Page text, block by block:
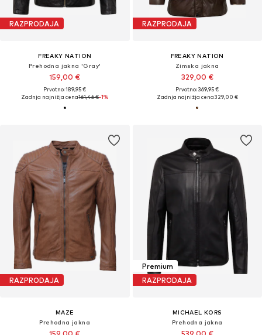
RAZPRODAJA
FREAKY NATION
Prehodna jakna 'Gray'
159,00 €
Prvotno: 189,95 €
Zadnja najnižja cena161,46 €-1%
RAZPRODAJA
FREAKY NATION
Zimska jakna
329,00 €
Prvotno: 369,95 €
Zadnja najnižja cena329,00 €
RAZPRODAJA
MAZE
Prehodna jakna
Premium
RAZPRODAJA
MICHAEL KORS
Prehodna jakna